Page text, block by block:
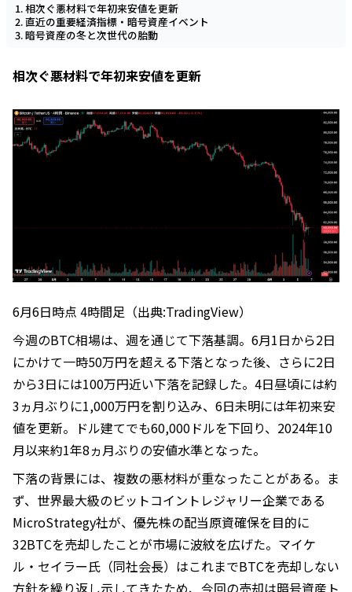
相次ぐ悪材料で年初来安値を更新
直近の重要経済指標・暗号資産イベント
暗号資産の冬と次世代の胎動
相次ぐ悪材料で年初来安値を更新
6月6日時点 4時間足（出典:TradingView）
今週のBTC相場は、週を通じて下落基調。6月1日から2日
にかけて一時50万円を超える下落となった後、さらに2日
から3日には100万円近い下落を記録した。4日昼頃には約
3ヵ月ぶりに1,000万円を割り込み、6日未明には年初来安
値を更新。ドル建てでも60,000ドルを下回り、2024年10
月以来約1年8ヵ月ぶりの安値水準となった。
下落の背景には、複数の悪材料が重なったことがある。ま
ず、世界最大級のビットコイントレジャリー企業である
MicroStrategy社が、優先株の配当原資確保を目的に
32BTCを売却したことが市場に波紋を広げた。マイケ
ル・セイラー氏（同社会長）はこれまでBTCを売却しない